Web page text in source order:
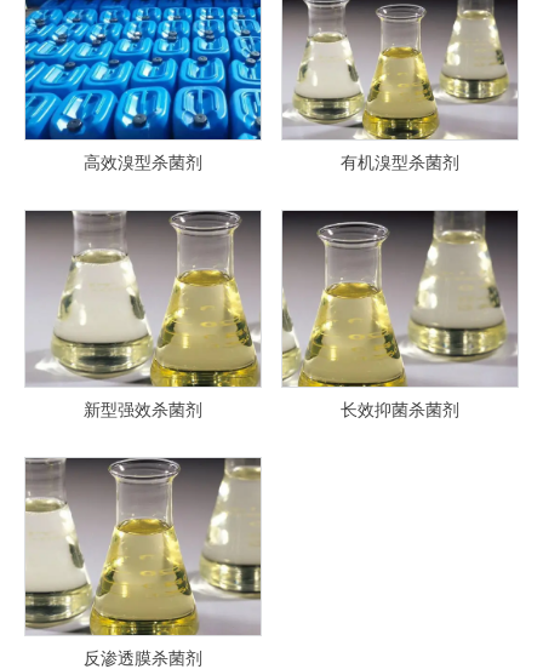
杀菌剂 除藻剂
高效溴型杀菌剂 有机溴型杀菌剂
新型强效杀菌剂
高效溴型杀菌剂 有机溴型杀菌剂
新型强效杀菌剂 长效抑菌杀菌剂
反渗透膜杀菌剂